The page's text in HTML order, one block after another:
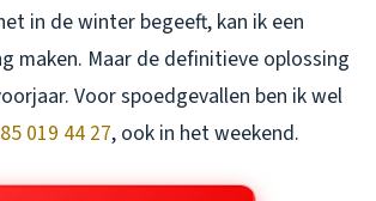
in de winter begeeft, kan ik een
maken. Maar de definitieve oplossing
Voor spoedgevallen ben ik wel
019 44 27, ook in het weekend.